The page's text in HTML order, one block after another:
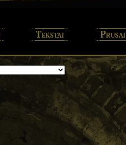
Tekstai Prūsai